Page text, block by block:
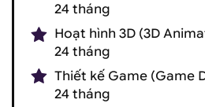
24 tháng
Hoạt hình 3D (3D
24 tháng
Thiết kế Game (Game
24 tháng